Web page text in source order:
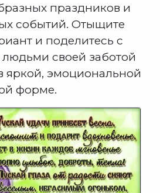
праздников и
событий. Отыщите
и поделитесь с
своей заботой
яркой, эмоциональной
форме.